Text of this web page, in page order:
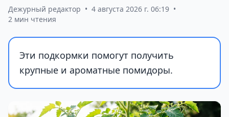
Дежурный редактор • 4 августа 2026 г. 06:19 •
2 мин чтения
Эти подкормки помогут получить
крупные и ароматные помидоры.